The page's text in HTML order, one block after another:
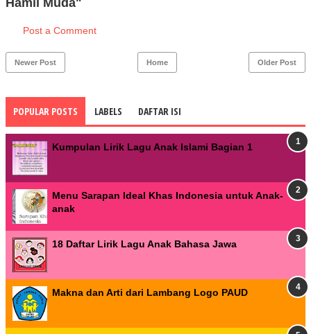
Post a Comment
Newer Post Older Post
Home
POPULAR POSTS LABELS DAFTAR ISI
Kumpulan Lirik Lagu Anak Islami Bagian 1
Menu Sarapan Ideal Khas Indonesia untuk Anak-
anak
18 Daftar Lirik Lagu Anak Bahasa Jawa
Makna dan Arti dari Lambang Logo PAUD